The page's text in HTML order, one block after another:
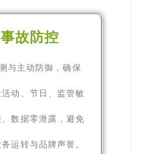
故防控
主动防御，确保
动、节日、监管敏
数据零泄露，避免
运转与品牌声誉。